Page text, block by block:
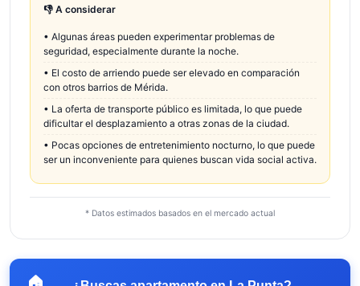
👎 A considerar
• Algunas áreas pueden experimentar problemas de
seguridad, especialmente durante la noche.
• El costo de arriendo puede ser elevado en comparación
con otros barrios de Mérida.
• La oferta de transporte público es limitada, lo que puede
dificultar el desplazamiento a otras zonas de la ciudad.
• Pocas opciones de entretenimiento nocturno, lo que puede
ser un inconveniente para quienes buscan vida social activa.
* Datos estimados basados en el mercado actual